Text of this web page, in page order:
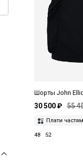
Шорты John
30 500 ₽ 55
Плати
48 52